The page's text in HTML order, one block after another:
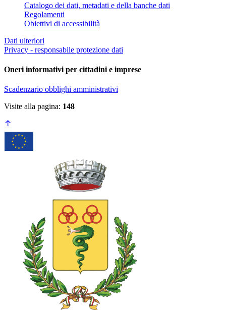
Catalogo dei dati, metadati e della banche dati
Regolamenti
Obiettivi di accessibilità
Dati ulteriori
Privacy - responsabile protezione dati
Oneri informativi per cittadini e imprese
Scadenzario obblighi amministrativi
Visite alla pagina: 148